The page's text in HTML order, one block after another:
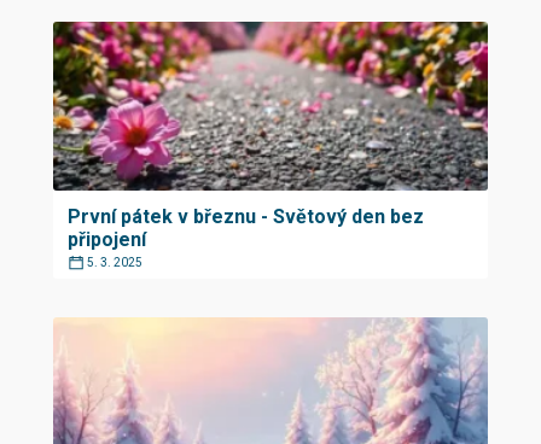
První pátek v březnu - Světový den bez
připojení
5. 3. 2025